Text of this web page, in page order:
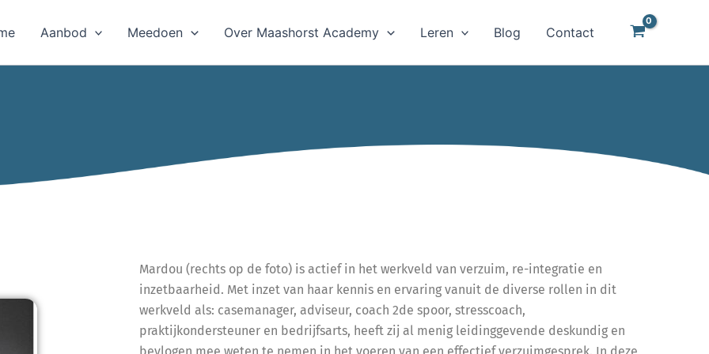
Aanbod Meedoen Over Maashorst Academy Leren Blog Contact
Mardou (rechts op de foto) is actief in het werkveld van verzuim, re-integratie en
inzetbaarheid. Met inzet van haar kennis en ervaring vanuit de diverse rollen in dit
werkveld als: casemanager, adviseur, coach 2de spoor, stresscoach,
praktijkondersteuner en bedrijfsarts, heeft zij al menig leidinggevende deskundig en